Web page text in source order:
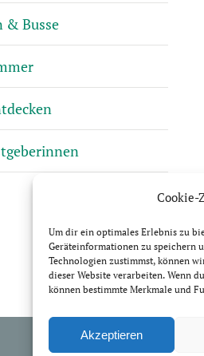
Um dir ein optimales Erlebnis zu
Geräteinformationen zu speichern
Technologien zustimmst, können
dieser Website verarbeiten. Wenn
können bestimmte Merkmale und
Akzeptieren
& Busse
Impressum